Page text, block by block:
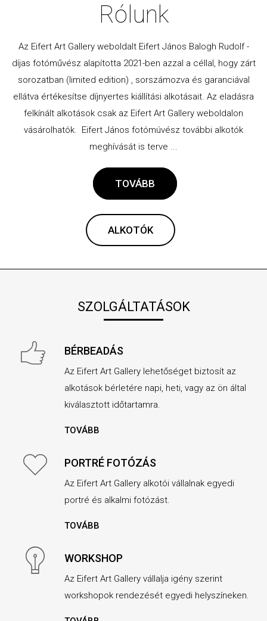
Rólunk
Az Eifert Art Gallery weboldalt Eifert János Balogh Rudolf -
díjas fotóművész alapította 2021-ben azzal a céllal, hogy zárt
sorozatban (limited edition) , sorszámozva és garanciával
ellátva értékesítse díjnyertes kiállítási alkotásait. Az eladásra
felkínált alkotások csak az Eifert Art Gallery weboldalon
vásárolhatók. Eifert János fotómúvész további alkotók
meghívását is terve ...
TOVÁBB
ALKOTÓK
SZOLGÁLTATÁSOK
BÉRBEADÁS
Az Eifert Art Gallery lehetőséget biztosít az
alkotások bérletére napi, heti, vagy az ön által
kiválasztott időtartamra.
TOVÁBB
PORTRÉ FOTÓZÁS
Az Eifert Art Gallery alkotói vállalnak egyedi
portré és alkalmi fotózást.
TOVÁBB
WORKSHOP
Az Eifert Art Gallery vállalja igény szerint
workshopok rendezését egyedi helyszíneken.